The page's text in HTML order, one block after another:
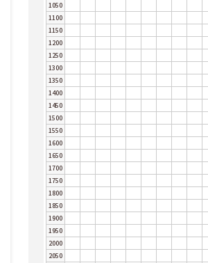
1050
1100
1150
1200
1250
1300
1350
1400
1450
1500
1550
1600
1650
1700
1750
1800
1850
1900
1950
2000
2050